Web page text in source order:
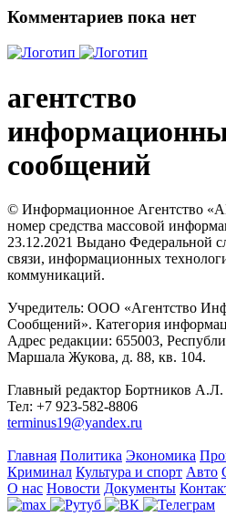
Комментариев пока нет
агентство
сообщений
© Информационное Агентство
номер средства массовой
23.12.2021 Выдано Федеральной
связи, информационных
коммуникаций.
Учредитель: ООО «Агентство
Сообщений». Категория
Адрес редакции: 655003,
Маршала Жукова, д. 88, кв. 104.
Главный редактор Бортников А.Л.
Тел: +7 923-582-8806
terminus19@yandex.ru
Главная Политика Экономика
Криминал Культура и спорт Авто
О нас Новости Документы